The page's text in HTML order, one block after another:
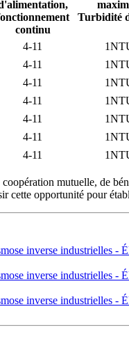
continu
Turbidité
4-11
4-11
4-11
4-11
4-11
4-11
4-11
mutuelle, de
cette opportunité pour